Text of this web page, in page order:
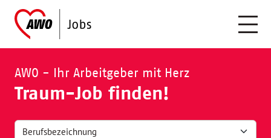
AWO - Ihr Arbeitgeber mit Herz
Traum-Job finden!